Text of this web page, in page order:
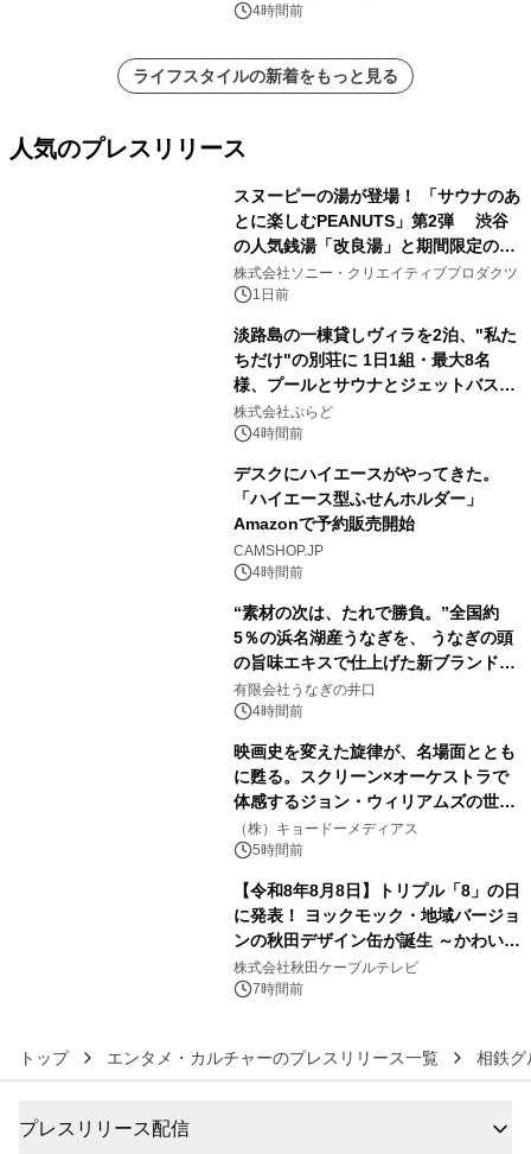
苑 別邸ふうか」ー
4時間前
ライフスタイルの新着をもっと見る
人気のプレスリリース
スヌーピーの湯が登場！ 「サウナのあ
とに楽しむPEANUTS」第2弾 渋谷
の人気銭湯「改良湯」と期間限定のコ
ラボレーション サウナイキタイコラ
ボグッズも発売決定！
株式会社ソニー・クリエイティブプロダクツ
1日前
淡路島の一棟貸しヴィラを2泊、"私た
ちだけ"の別荘に 1日1組・最大8名
様、プールとサウナとジェットバス付
きで Villa Mon Temps AWAJIの連泊
素泊りプラン
株式会社ぷらど
4時間前
デスクにハイエースがやってきた。
「ハイエース型ふせんホルダー」
Amazonで予約販売開始
CAMSHOP.JP
4時間前
“素材の次は、たれで勝負。”全国約
5％の浜名湖産うなぎを、 うなぎの頭
の旨味エキスで仕上げた新ブランド
「井口の誉」誕生
有限会社うなぎの井口
4時間前
映画史を変えた旋律が、名場面ととも
に甦る。スクリーン×オーケストラで
体感するジョン・ウィリアムズの世
界。ジョン・ウィリアムズ：シネマ・
スペクタキュラー・コンサート 開催決
定！
（株）キョードーメディアス
5時間前
【令和8年8月8日】トリプル「8」の日
に発表！ ヨックモック・地域バージョ
ンの秋田デザイン缶が誕生 ～かわいい
秋田犬の子犬と秋田の四季と名所を巡
るパッケージ～ 9月1日(火)秋田県内で
株式会社秋田ケーブルテレビ
7時間前
トップ エンタメ・カルチャーのプレスリリース一覧 相鉄グ
プレスリリース配信